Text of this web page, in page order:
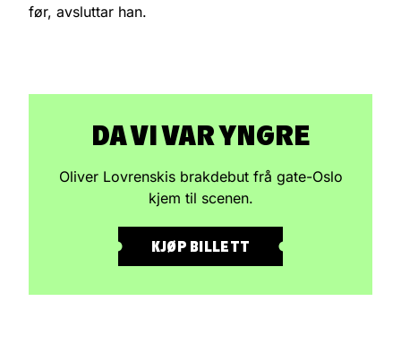
før, avsluttar han.
DA VI VAR YNGRE
Oliver Lovrenskis brakdebut frå gate-Oslo
kjem til scenen.
KJØP BILLETT